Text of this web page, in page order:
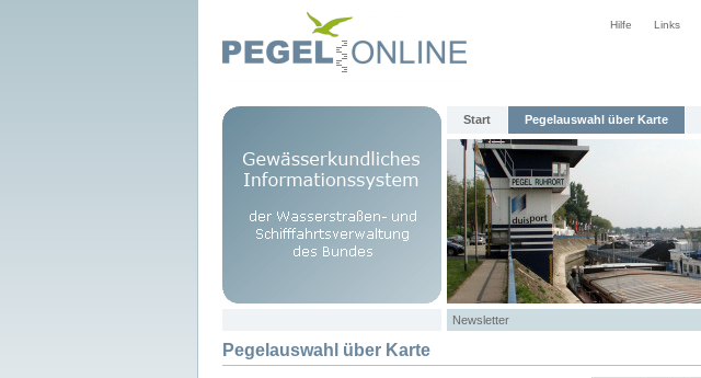
Hilfe Links
Start Pegelauswahl über Karte
Newsletter
Pegelauswahl über Karte